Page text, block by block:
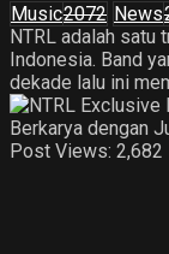
Music2072 News
NTRL adalah satu
Indonesia. Band
dekade lalu ini
Post Views: 2,682